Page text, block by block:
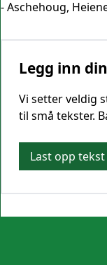
- Aschehoug,
Legg inn
Vi setter veldig
til små tekster.
Last opp tekst